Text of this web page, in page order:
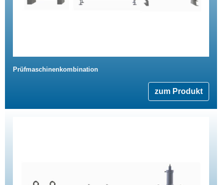
Prüfmaschinenkombination
zum Produkt